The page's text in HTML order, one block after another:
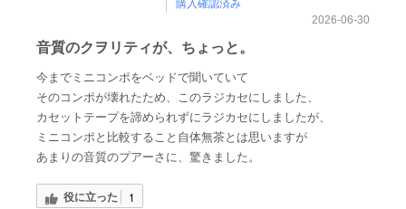
購入確認済み
2026-06-30
音質のクヲリティが、ちょっと。
今までミニコンポをベッドで聞いていて
そのコンポが壊れたため、このラジカセにしました、
カセットテープを諦められずにラジカセにしましたが、
ミニコンポと比較すること自体無茶とは思いますが
あまりの音質のプアーさに、驚きました。
役に立った 1